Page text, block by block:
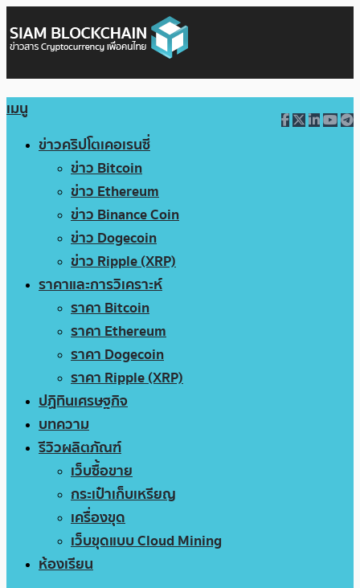
เมนู
ข่าวคริปโตเคอเรนซี่
ข่าว Bitcoin
ข่าว Ethereum
ข่าว Binance Coin
ข่าว Dogecoin
ข่าว Ripple (XRP)
ราคาและการวิเคราะห์
ราคา Bitcoin
ราคา Ethereum
ราคา Dogecoin
ราคา Ripple (XRP)
ปฏิทินเศรษฐกิจ
บทความ
รีวิวผลิตภัณฑ์
เว็บซื้อขาย
กระเป๋าเก็บเหรียญ
เครื่องขุด
เว็บขุดแบบ Cloud Mining
ห้องเรียน